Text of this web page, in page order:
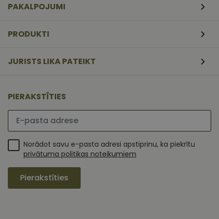
PAKALPOJUMI
PRODUKTI
JURISTS LIKA PATEIKT
PIERAKSTĪTIES
Lūdzu ievadiet e-pasta adresi
Norādot savu e-pasta adresi apstiprinu, ka piekrītu
privātuma politikas noteikumiem
Pierakstīties
serviss, lai
atcerētos
piekrišanas
Script.com
sīkfailu